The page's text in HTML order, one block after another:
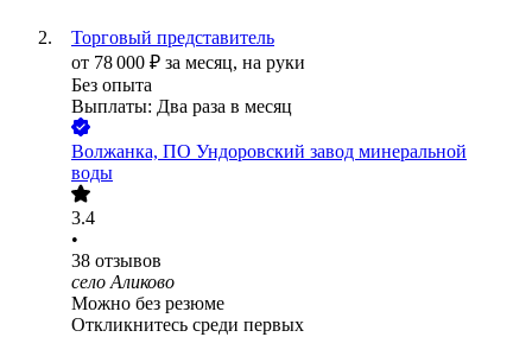
Торговый представитель
от 78 000 ₽ за месяц, на руки
Без опыта
Выплаты: Два раза в месяц
Волжанка, ПО Ундоровский завод минеральной
воды
3.4
•
38 отзывов
село Аликово
Можно без резюме
Откликнитесь среди первых